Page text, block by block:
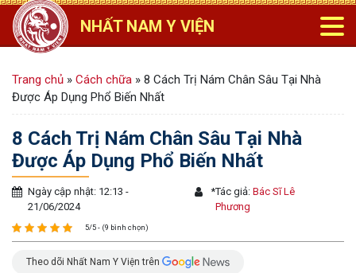
NHẤT NAM Y VIỆN
Trang chủ » Cách chữa » 8 Cách Trị Nám Chân Sâu Tại Nhà
Được Áp Dụng Phổ Biến Nhất
8 Cách Trị Nám Chân Sâu Tại Nhà
Được Áp Dụng Phổ Biến Nhất
Ngày cập nhật: 12:13 -
21/06/2024
*Tác giả:Bác Sĩ Lê
Phương
5/5 - (9 bình chọn)
Theo dõi Nhất Nam Y Viện trên